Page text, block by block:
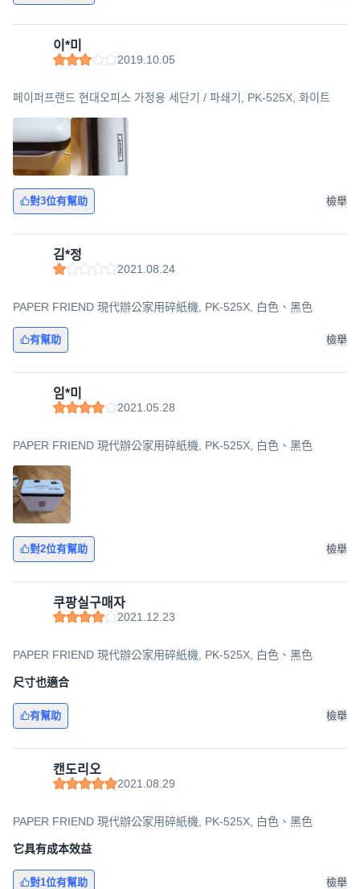
이*미
2019.10.05
페이퍼프랜드 현대오피스 가정용 세단기 / 파쇄기, PK-525X, 화이트
對3位有幫助 檢舉
김*정
2021.08.24
PAPER FRIEND 現代辦公家用碎紙機, PK-525X, 白色、黑色
有幫助 檢舉
임*미
2021.05.28
PAPER FRIEND 現代辦公家用碎紙機, PK-525X, 白色、黑色
對2位有幫助 檢舉
쿠팡실구매자
2021.12.23
PAPER FRIEND 現代辦公家用碎紙機, PK-525X, 白色、黑色
尺寸也適合
有幫助 檢舉
캔도리오
2021.08.29
PAPER FRIEND 現代辦公家用碎紙機, PK-525X, 白色、黑色
它具有成本效益
對1位有幫助 檢舉